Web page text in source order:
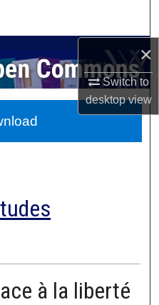
×
Switch to
desktopview
à la liberté